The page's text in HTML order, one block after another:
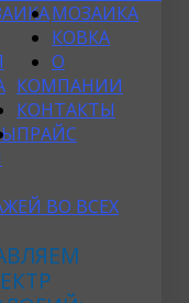
ВО ВСЕХ
МОЗАИКА
КОВКА
О
КОМПАНИИ
КОНТАКТЫ
ПРАЙС